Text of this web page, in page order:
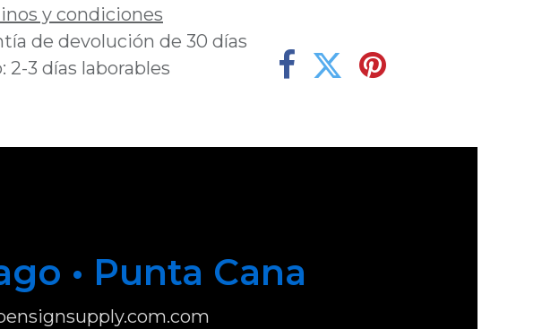
y condiciones
de devolución de 30 días
2-3 días laborables
• Punta Cana